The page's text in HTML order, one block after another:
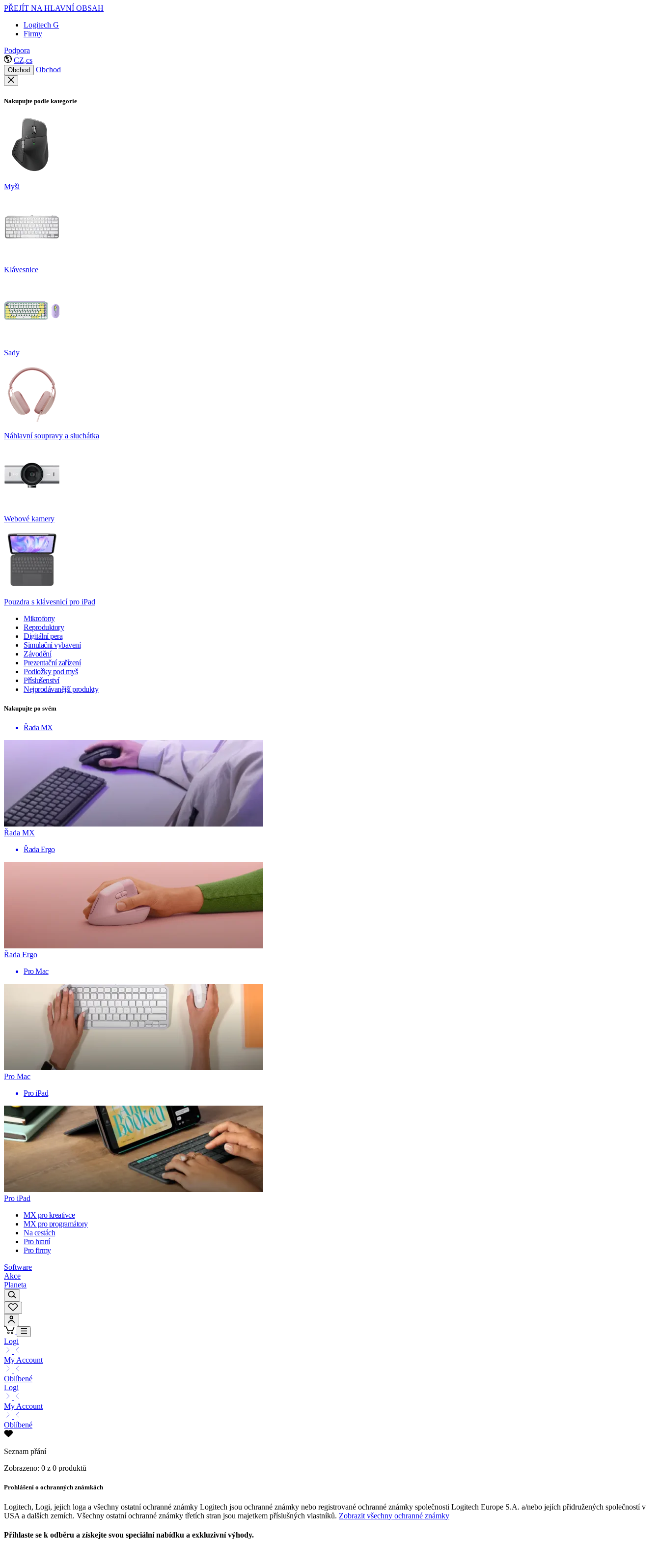
PŘEJÍT NA HLAVNÍ OBSAH
Logitech G
Firmy
Podpora
CZ,cs
Obchod Obchod
Nakupujte podle kategorie
Myši
Klávesnice
Sady
Náhlavní soupravy a sluchátka
Webové kamery
Pouzdra s klávesnicí pro iPad
Mikrofony
Reproduktory
Digitální pera
Simulační vybavení
Závodění
Prezentační zařízení
Podložky pod myš
Příslušenství
Nejprodávanější produkty
Nakupujte po svém
Řada MX
Řada MX
Řada Ergo
Řada Ergo
Pro Mac
Pro Mac
Pro iPad
Pro iPad
MX pro kreativce
MX pro programátory
Na cestách
Pro hraní
Pro firmy
Software
Akce
Planeta
Logi
My Account
Oblíbené
Logi
My Account
Oblíbené
Seznam přání
Zobrazeno: 0 z 0 produktů
Prohlášení o ochranných známkách
Logitech, Logi, jejich loga a všechny ostatní ochranné známky Logitech jsou ochranné známky nebo registrované ochranné známky společnosti Logitech Europe S.A. a/nebo jejích přidružených společností v
USA a dalších zemích. Všechny ostatní ochranné známky třetích stran jsou majetkem příslušných vlastníků. Zobrazit všechny ochranné známky
Přihlaste se k odběru a získejte svou speciální nabídku a exkluzivní výhody.